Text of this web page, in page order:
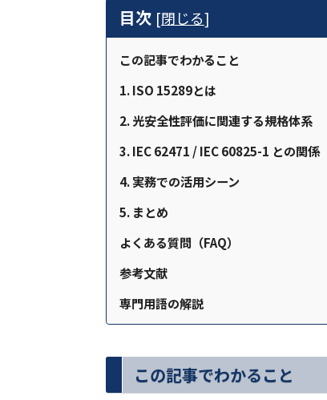
目次 [閉じる]
この記事でわかること
1. ISO 15289とは
2. 光安全性評価に関連する規格体系
3. IEC 62471 / IEC 60825-1 との関係
4. 実務での活用シーン
5. まとめ
よくある質問（FAQ）
参考文献
専門用語の解説
この記事でわかること